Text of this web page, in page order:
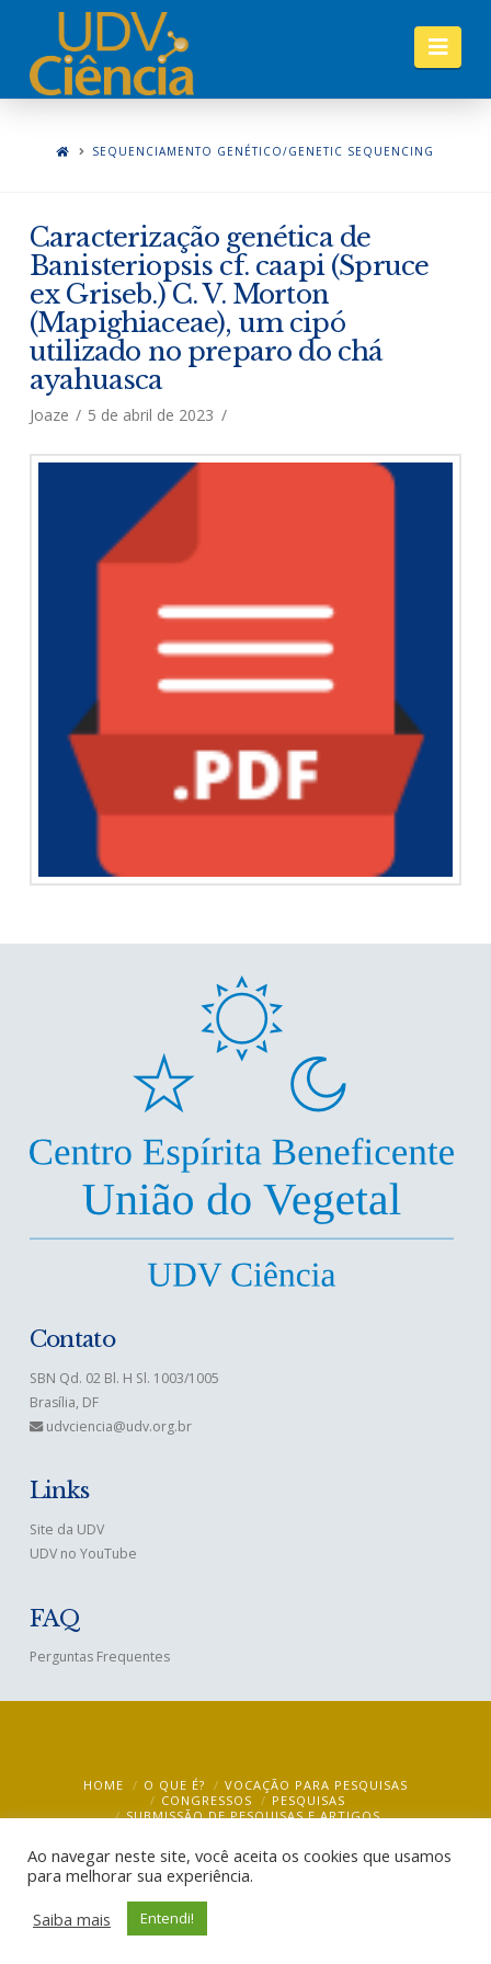
SEQUENCIAMENTO GENÉTICO/GENETIC SEQUENCING
Caracterização genética de
Banisteriopsis cf. caapi (Spruce
ex Griseb.) C. V. Morton
(Mapighiaceae), um cipó
utilizado no preparo do chá
ayahuasca
Joaze 5 de abril de 2023
Contato
SBN Qd. 02 Bl. H Sl. 1003/1005
Brasília, DF
udvciencia@udv.org.br
Links
Site da UDV
UDV no YouTube
FAQ
Perguntas Frequentes
HOME O QUE É?
VOCAÇÃO PARA PESQUISAS
CONGRESSOS
PESQUISAS
SUBMISSÃO DE PESQUISAS E ARTIGOS
BLOG
UDV Ciência @ 2019
Ao navegar neste site, você aceita os cookies que usamos
para melhorar sua experiência.
Saiba mais
Entendi!